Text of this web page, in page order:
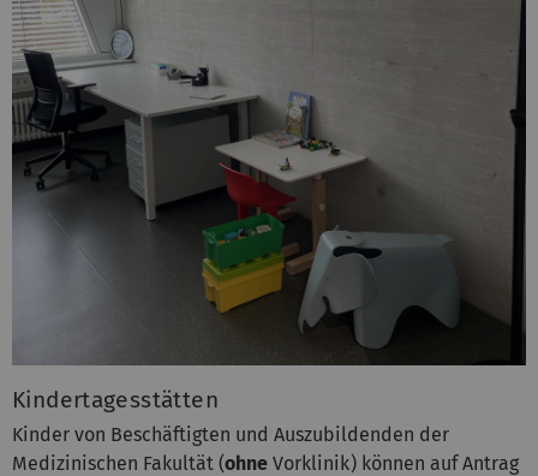
Kindertagesstätten
Kinder von Beschäftigten und Auszubildenden der
Medizinischen Fakultät (ohne Vorklinik) können auf Antrag